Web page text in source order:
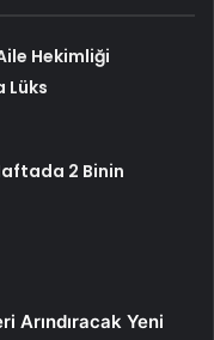
Hekimliği
Lüks
2 Binin
Arındıracak Yeni